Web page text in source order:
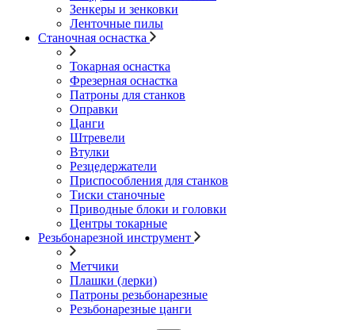
Зенкеры и зенковки
Ленточные пилы
Станочная оснастка
Токарная оснастка
Фрезерная оснастка
Патроны для станков
Оправки
Цанги
Штревели
Втулки
Резцедержатели
Приспособления для станков
Тиски станочные
Приводные блоки и головки
Центры токарные
Резьбонарезной инструмент
Метчики
Плашки (лерки)
Патроны резьбонарезные
Резьбонарезные цанги